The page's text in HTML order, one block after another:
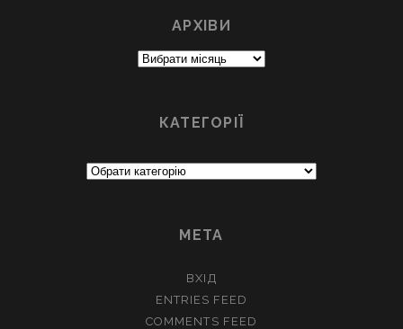
АРХІВИ
Архіви
КАТЕГОРІЇ
МЕТА
ВХІД
ENTRIES FEED
COMMENTS FEED